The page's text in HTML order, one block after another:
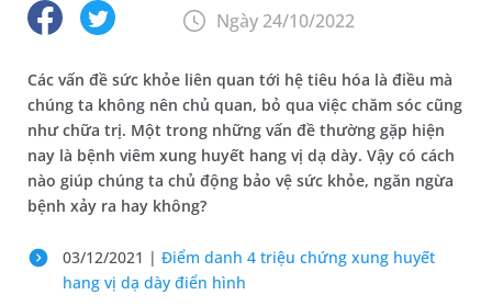
Ngày 24/10/2022
Các vấn đề sức khỏe liên quan tới hệ tiêu hóa là điều mà
chúng ta không nên chủ quan, bỏ qua việc chăm sóc cũng
như chữa trị. Một trong những vấn đề thường gặp hiện
nay là bệnh viêm xung huyết hang vị dạ dày. Vậy có cách
nào giúp chúng ta chủ động bảo vệ sức khỏe, ngăn ngừa
bệnh xảy ra hay không?
03/12/2021 | Điểm danh 4 triệu chứng xung huyết
hang vị dạ dày điển hình